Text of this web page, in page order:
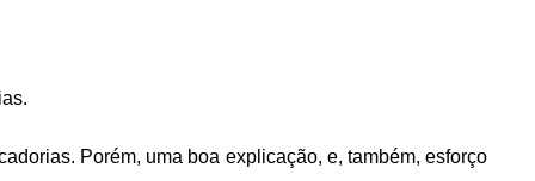
Porém, uma boa explicação, e, também, esforço